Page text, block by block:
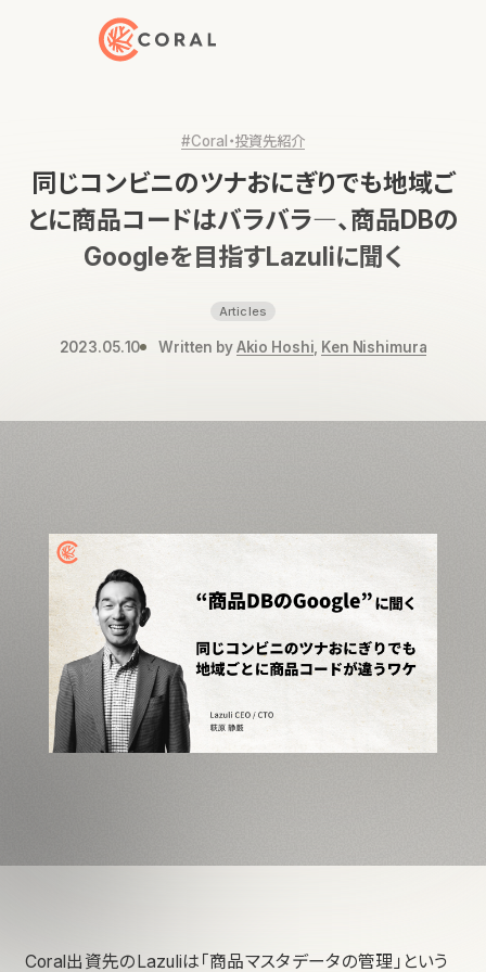
トップページへ戻る
#Coral・投資先紹介
同じコンビニのツナおにぎりでも地域ご
とに商品コードはバラバラ―、商品DBの
Googleを目指すLazuliに聞く
Articles
2023.05.10 Written byAkio Hoshi Ken Nishimura
Coral出資先のLazuliは「商品マスタデータの管理」という